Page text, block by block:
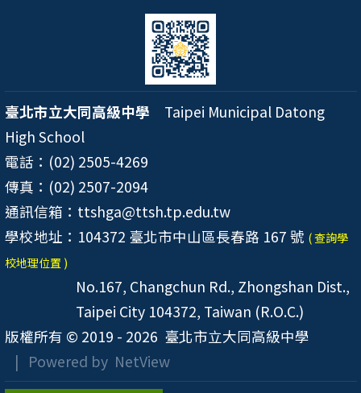
臺北市立大同高級中學 Taipei Municipal Datong
High School
電話：(02) 2505-4269
傳真：(02) 2507-2094
通訊信箱：ttshga@ttsh.tp.edu.tw
學校地址：104372 臺北市中山區長春路 167 號 ( 查詢學
校地理位置 )
No.167, Changchun Rd., Zhongshan Dist.,
Taipei City 104372, Taiwan (R.O.C.)
版權所有 © 2019 - 2026 臺北市立大同高級中學
| Powered by NetView